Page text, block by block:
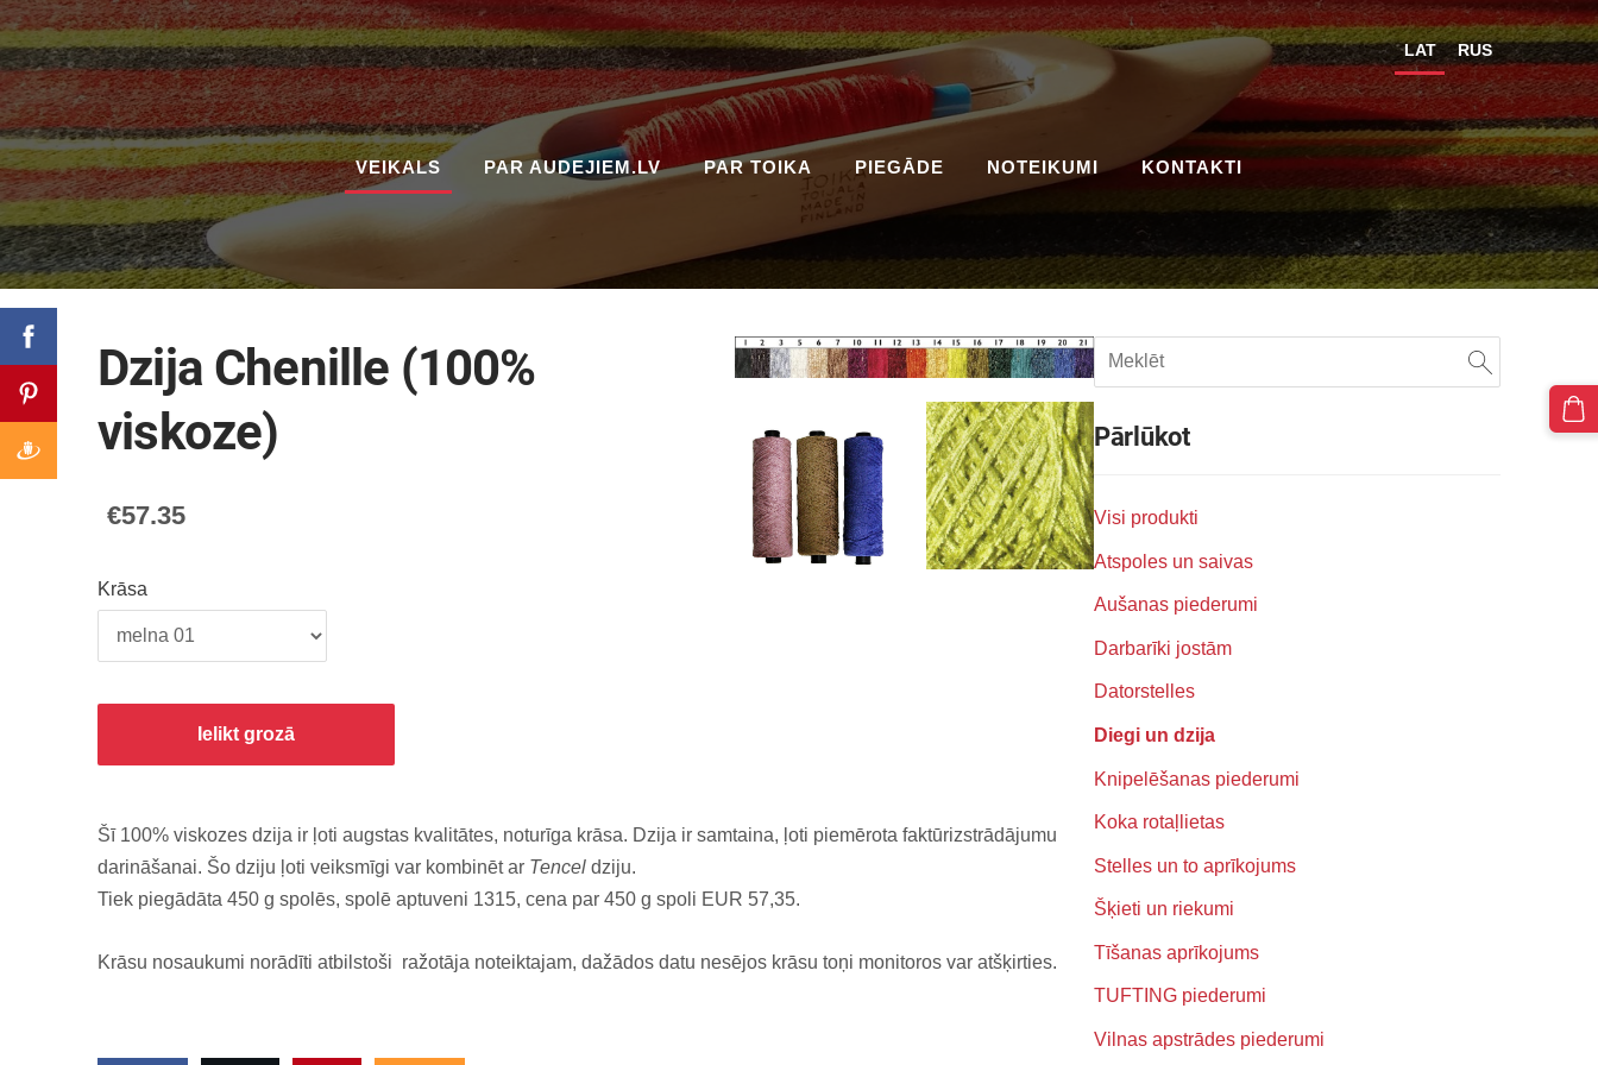
LAT RUS
VEIKALS PAR AUDEJIEM.LV PAR TOIKA PIEGĀDE NOTEIKUMI KONTAKTI
Pārlūkot
Visi produkti
Atspoles un saivas
Aušanas piederumi
Darbarīki jostām
Datorstelles
Diegi un dzija
Knipelēšanas piederumi
Koka rotaļlietas
Stelles un to aprīkojums
Šķieti un riekumi
Tīšanas aprīkojums
TUFTING piederumi
Vilnas apstrādes piederumi
Dzija Chenille (100%
viskoze)
€57.35
Krāsa
Ielikt grozā
Šī 100% viskozes dzija ir ļoti augstas kvalitātes, noturīga krāsa. Dzija ir samtaina, ļoti piemērota faktūrizstrādājumu
darināšanai. Šo dziju ļoti veiksmīgi var kombinēt ar Tencel dziju.
Tiek piegādāta 450 g spolēs, spolē aptuveni 1315, cena par 450 g spoli EUR 57,35.
Krāsu nosaukumi norādīti atbilstoši ražotāja noteiktajam, dažādos datu nesējos krāsu toņi monitoros var atšķirties.